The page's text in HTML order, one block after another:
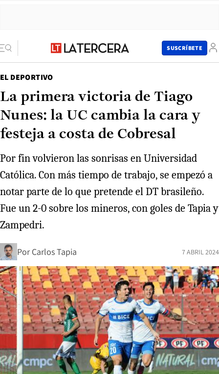
SUSCRÍBETE
EL DEPORTIVO
La primera victoria de Tiago
Nunes: la UC cambia la cara y
festeja a costa de Cobresal
Por fin volvieron las sonrisas en Universidad
Católica. Con más tiempo de trabajo, se empezó a
notar parte de lo que pretende el DT brasileño.
Fue un 2-0 sobre los mineros, con goles de Tapia y
Zampedri.
Por Carlos Tapia 7 ABRIL 2024